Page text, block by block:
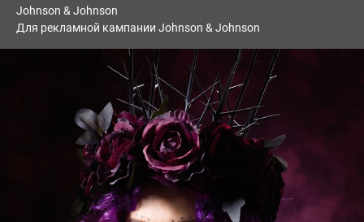
Johnson & Johnson
Для рекламной кампании Johnson & Johnson